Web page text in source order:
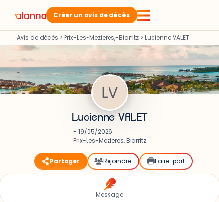
Créer un avis de décès
Avis de décès > Prix-Les-Mezieres,-Biarritz > Lucienne VALET
Lucienne VALET
- 19/05/2026
Prix-Les-Mezieres, Biarritz
Partager Rejoindre Faire-part
Message